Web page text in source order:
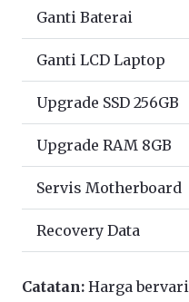
Ganti Baterai
Ganti LCD Laptop
Upgrade SSD 256GB
Upgrade RAM 8GB
Servis Motherboard
Recovery Data
Catatan: Harga